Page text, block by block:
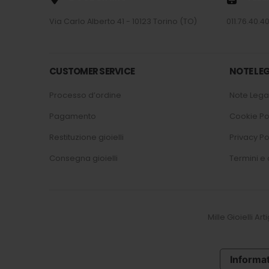
Via Carlo Alberto 41 - 10123 Torino (TO)
CUSTOMER SERVICE
Processo d’ordine
Pagamento
Restituzione gioielli
Consegna gioielli
NOTE
Note
Cookie
Privacy
Termini e
Mille Gioielli